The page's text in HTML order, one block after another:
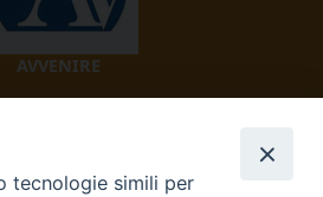
AVVENIRE
tecnologie simili per